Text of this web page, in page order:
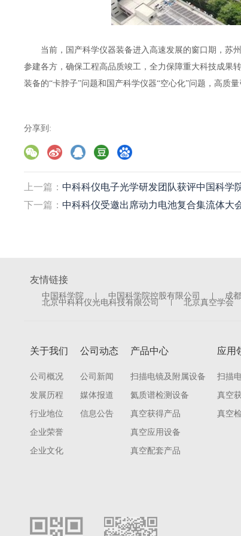
当前，国产科学仪器装备进入高速发展的窗口期，苏
参建各方，确保工程高品质竣工，全力保障重大科技成果
装备的“卡脖子”问题和国产科学仪器“空心化”问题，高质
分享到:
上一篇：中科科仪电子光学研发团队获评中国科学
下一篇：中科科仪受邀出席动力电池复合集流体大
友情链接
中国科学院 中国科学院控股有限公司 成
北京中科科仪光电科技有限公司 北京真空学会
关于我们
公司概况
发展历程
行业地位
企业荣誉
企业文化
公司动态
公司新闻
媒体报道
信息公告
产品中心
扫描电镜及附属设备
氦质谱检测设备
真空获得产品
真空应用设备
真空配套产品
应用
扫描
真空
真空